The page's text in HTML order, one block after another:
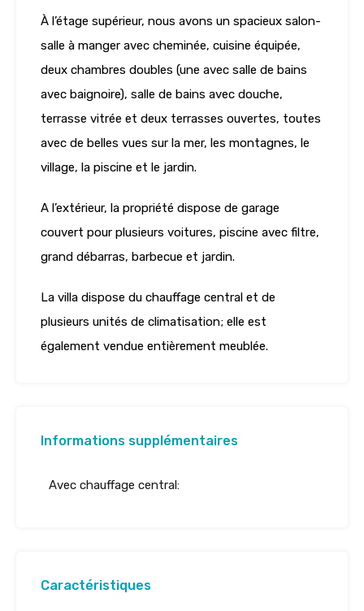
À l’étage supérieur, nous avons un spacieux salon-
salle à manger avec cheminée, cuisine équipée,
deux chambres doubles (une avec salle de bains
avec baignoire), salle de bains avec douche,
terrasse vitrée et deux terrasses ouvertes, toutes
avec de belles vues sur la mer, les montagnes, le
village, la piscine et le jardin.
A l’extérieur, la propriété dispose de garage
couvert pour plusieurs voitures, piscine avec filtre,
grand débarras, barbecue et jardin.
La villa dispose du chauffage central et de
plusieurs unités de climatisation; elle est
également vendue entièrement meublée.
Informations supplémentaires
Avec chauffage central:
Caractéristiques